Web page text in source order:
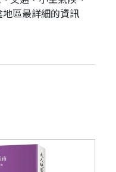
區最詳細的資訊